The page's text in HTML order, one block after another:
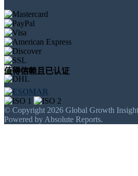
值得信赖且已认证
© Copyright 2026 Global Growth
Powered by Absolute Reports.